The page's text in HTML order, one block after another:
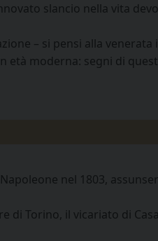
slancio nella vita
– si pensi alla
età moderna: segni di
nel 1803,
di Torino, il vicariato di